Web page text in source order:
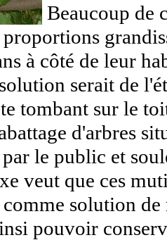
Beaucoup de
à côté de leur
serait de
tombant sur le
d'arbres
le public et
veut que ces
comme solution
pouvoir